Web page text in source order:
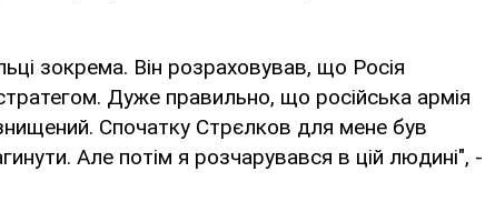
зокрема. Він розраховував, що Росія
Дуже правильно, що російська армія
Спочатку Стрєлков для мене був
Але потім я розчарувався в цій людині", -